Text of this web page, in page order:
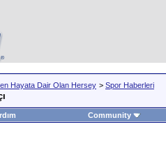
Hayata Dair Olan Hersey > Spor Haberleri
Community